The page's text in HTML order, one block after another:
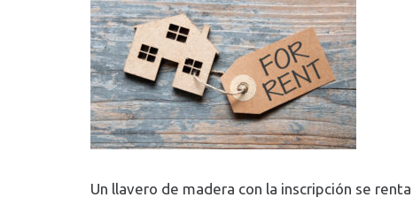
Un llavero de madera con la inscripción se renta